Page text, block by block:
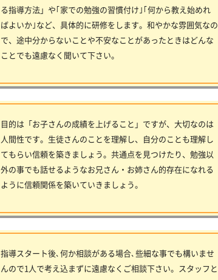
る指導方法」や｢家での勉強の習慣付け｣｢何から教え始めれ
ばよいか｣など、具体的に研修をします。和やかな雰囲気なの
で、途中分からないことや不安なことがあったときはどんな
ことでも遠慮なく聞いて下さい。
目的は「お子さんの成績を上げること」ですが、大切なのは
人間性です。生徒さんのことを理解し、自分のことも理解し
てもらい信頼を築きましょう。共通点を見つけたり、勉強以
外の事でも話せるようなお兄さん・お姉さん的存在になれる
ように信頼関係を築いていきましょう。
指導スタート後､何か相談がある場合､些細な事でも構いませ
んので1人で考え込まずに遠慮なくご相談下さい。スタッフと